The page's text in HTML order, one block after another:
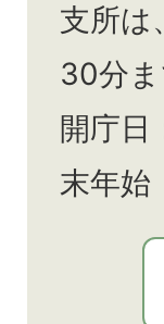
支所は
30分ま
開庁日
末年始